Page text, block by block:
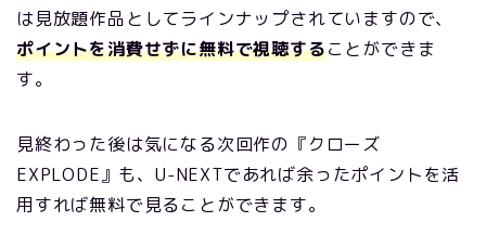
は見放題作品としてラインナップされていますので、
ポイントを消費せずに無料で視聴することができま
す。
見終わった後は気になる次回作の『クローズ
EXPLODE』も、U-NEXTであれば余ったポイントを活
用すれば無料で見ることができます。